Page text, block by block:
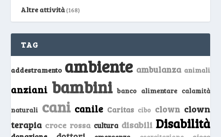
Altre attività(168)
TAG
addestramento ambiente ambulanza animali
anziani bambini banco alimentare calamità
naturali cani canile Caritas cibo clown clown
terapia croce rossa cultura disabili Disabilità